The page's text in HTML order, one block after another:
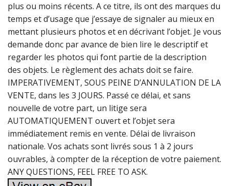
plus ou moins récents. A ce titre, ils ont des marques du
temps et d’usage que j’essaye de signaler au mieux en
mettant plusieurs photos et en décrivant l’objet. Je vous
demande donc par avance de bien lire le descriptif et
regarder les photos qui font partie de la description
des objets. Le règlement des achats doit se faire.
IMPERATIVEMENT, SOUS PEINE D’ANNULATION DE LA
VENTE, dans les 3 JOURS. Passé ce délai, et sans
nouvelle de votre part, un litige sera
AUTOMATIQUEMENT ouvert et l’objet sera
immédiatement remis en vente. Délai de livraison
nationale. Vos achats sont livrés sous 1 à 2 jours
ouvrables, à compter de la réception de votre paiement.
ANY QUESTIONS, FEEL FREE TO ASK.